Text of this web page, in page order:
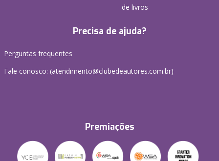
de livros
Precisa de ajuda?
Perguntas frequentes
Fale conosco: (atendimento@clubedeautores.com.br)
Premiações